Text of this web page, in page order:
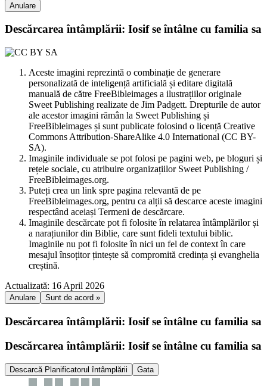
Anulare
Descărcarea întâmplării: Iosif se întâlne cu familia sa
Aceste imagini reprezintă o combinație de generare
personalizată de inteligență artificială și editare digitală
manuală de către FreeBibleimages a ilustrațiilor originale
Sweet Publishing realizate de Jim Padgett. Drepturile de autor
ale acestor imagini rămân la Sweet Publishing și
FreeBibleimages și sunt publicate folosind o licență Creative
Commons Attribution-ShareAlike 4.0 International (CC BY-
SA).
Imaginile individuale se pot folosi pe pagini web, pe bloguri și
rețele sociale, cu atribuire organizațiilor Sweet Publishing /
FreeBibleimages.org.
Puteți crea un link spre pagina relevantă de pe
FreeBibleimages.org, pentru ca alții să descarce aceste imagini
respectând aceiași Termeni de descărcare.
Imaginile descărcate pot fi folosite în relatarea întâmplărilor și
a narațiunilor din Biblie, care sunt fideli textului biblic.
Imaginile nu pot fi folosite în nici un fel de context în care
mesajul însoțitor țintește să compromită credința și evanghelia
creștină.
Actualizată: 16 April 2026
Anulare Sunt de acord »
Descărcarea întâmplării: Iosif se întâlne cu familia sa
Descărcarea întâmplării: Iosif se întâlne cu familia sa
Descarcă Planificatorul întâmplării Gata